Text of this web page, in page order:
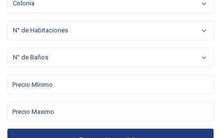
Colonia
N° de Habitaciones
N° de Baños